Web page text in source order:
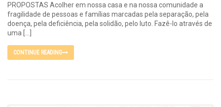
PROPOSTAS Acolher em nossa casa e na nossa comunidade a
fragilidade de pessoas e famílias marcadas pela separação, pela
doença, pela deficiência, pela solidão, pelo luto. Fazê-lo através de
uma […]
CONTINUE READING